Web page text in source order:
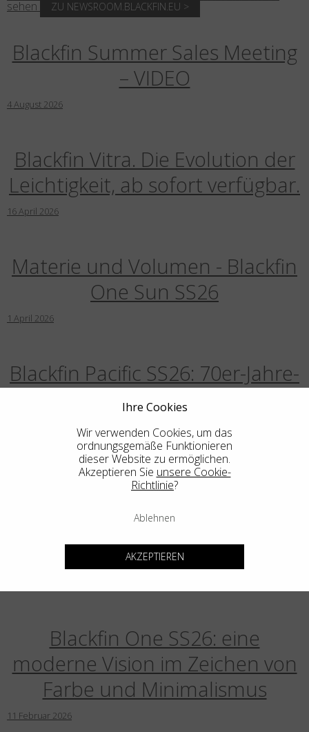
Land:
Deutschland
sehen ZU NEWSROOM.BLACKFIN.EU >
Blackfin Summer Sales Meeting
– VIDEO
4August 2026
Blackfin Vitra. Die Evolution der
Leichtigkeit, ab sofort verfügbar.
16April 2026
Materie und Volumen - Blackfin
One Sun SS26
1 April 2026
Blackfin Pacific SS26: 70er-Jahre-
Klassiker – Zeitgemäß Neu
Interpretiert
Design definiert das Wesentliche
neu
Blackfin One SS26: eine
moderne Vision im Zeichen von
Farbe und Minimalismus
11 Februar 2026
Ihre Cookies
Wir verwenden Cookies, um das
ordnungsgemäße Funktionieren
dieser Website zu ermöglichen.
Akzeptieren Sie unsere Cookie-
Richtlinie?
Ablehnen
AKZEPTIEREN